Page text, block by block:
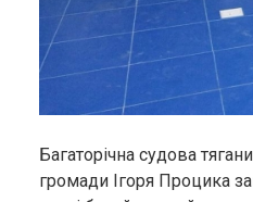
Багаторічна судова
громади Ігоря Процика